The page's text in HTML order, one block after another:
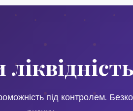
під контролем.